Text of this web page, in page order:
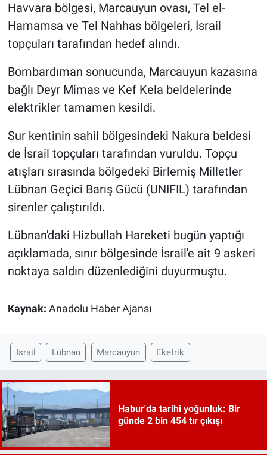
Havvara bölgesi, Marcauyun ovası, Tel el-
Hamamsa ve Tel Nahhas bölgeleri, İsrail
topçuları tarafından hedef alındı.
Bombardıman sonucunda, Marcauyun kazasına
bağlı Deyr Mimas ve Kef Kela beldelerinde
elektrikler tamamen kesildi.
Sur kentinin sahil bölgesindeki Nakura beldesi
de İsrail topçuları tarafından vuruldu. Topçu
atışları sırasında bölgedeki Birlemiş Milletler
Lübnan Geçici Barış Gücü (UNIFIL) tarafından
sirenler çalıştırıldı.
Lübnan'daki Hizbullah Hareketi bugün yaptığı
açıklamada, sınır bölgesinde İsrail'e ait 9 askeri
noktaya saldırı düzenlediğini duyurmuştu.
Kaynak: Anadolu Haber Ajansı
Israil Lübnan Marcauyun Eketrik
Habur'da tarihi yoğunluk: Bir
günde 2 bin 454 tır çıkışı